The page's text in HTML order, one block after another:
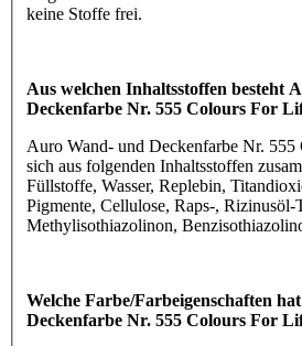
keine Stoffe frei.
Aus welchen Inhaltsstoffen besteht
Deckenfarbe Nr. 555 Colours For
Auro Wand- und Deckenfarbe Nr.
sich aus folgenden Inhaltsstoffen
Füllstoffe, Wasser, Replebin,
Pigmente, Cellulose, Raps-, Rizinusöl-
Methylisothiazolinon,
Welche Farbe/Farbeigenschaften
Deckenfarbe Nr. 555 Colours For